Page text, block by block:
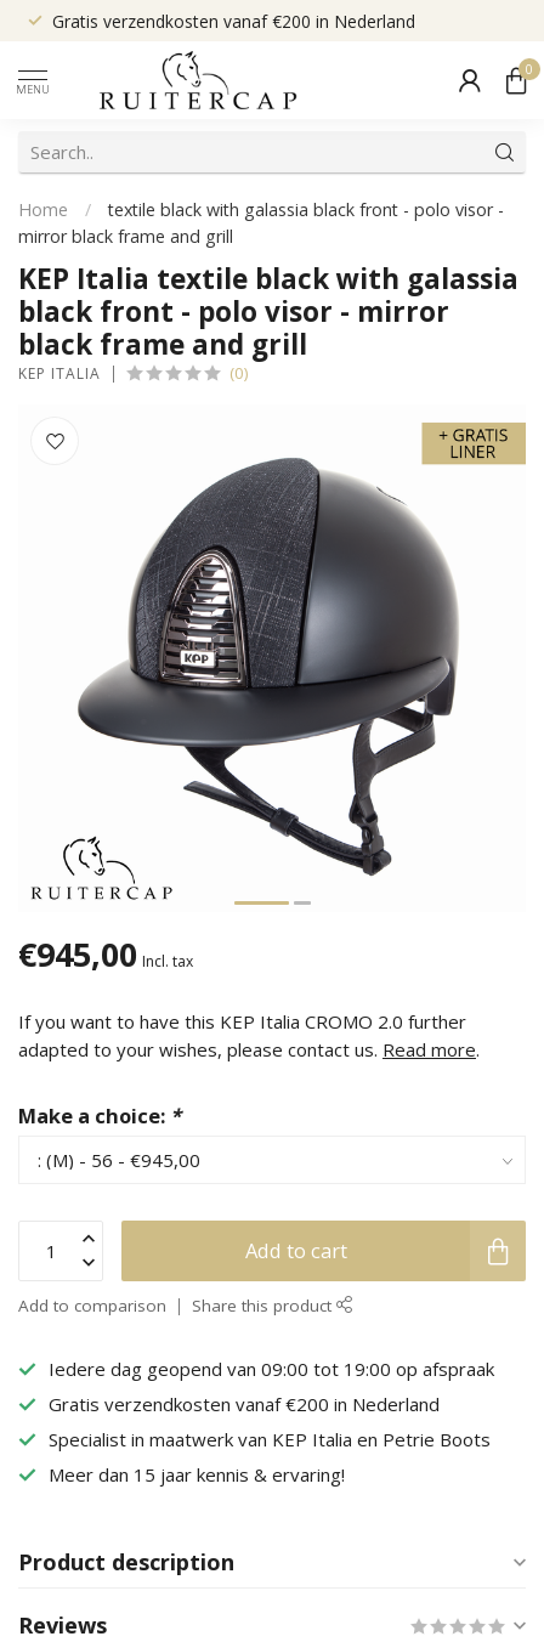
Gratis verzendkosten vanaf €200 in Nederland
MENU
0
Home /
textile black with galassia black front - polo visor -
mirror black frame and grill
KEP Italia textile black with galassia
black front - polo visor - mirror
black frame and grill
KEP ITALIA (0)
€945,00 Incl. tax
If you want to have this KEP Italia CROMO 2.0 further
adapted to your wishes, please contact us. Read more.
Make a choice: *
Add to cart
Add to comparison Share this product
Iedere dag geopend van 09:00 tot 19:00 op afspraak
Gratis verzendkosten vanaf €200 in Nederland
Specialist in maatwerk van KEP Italia en Petrie Boots
Meer dan 15 jaar kennis & ervaring!
Product description
Reviews